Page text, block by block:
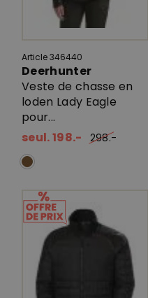
Article 346440
Deerhunter
Veste de chasse en
loden Lady Eagle
pour...
seul. 198.-
298.-